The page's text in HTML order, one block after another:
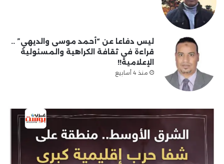
ليس دفاعا عن “أحمد موسى والديهي” ..
قراءة في ثقافة الكراهية والمسئولية
الإعلامية!!
منذ 4 أسابيع